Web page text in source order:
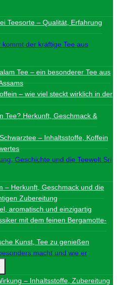
Teesorte – Qualität, Erfahrung
kommt der kräftige Tee aus
Tee – ein besonderer Tee aus
– wie viel steckt wirklich in der
Tee? Herkunft, Geschmack &
– Inhaltsstoffe, Koffein
Geschichte und die Teewelt Sri
– Herkunft, Geschmack und die
Zubereitung
aromatisch und einzigartig
mit dem feinen Bergamotte-
Kunst, Tee zu genießen
macht und wie er
– Inhaltsstoffe, Zubereitung